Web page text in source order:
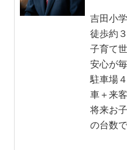
吉田小
徒歩約３
子育て
安心が
駐車場
車＋来客
将来お
の台数で